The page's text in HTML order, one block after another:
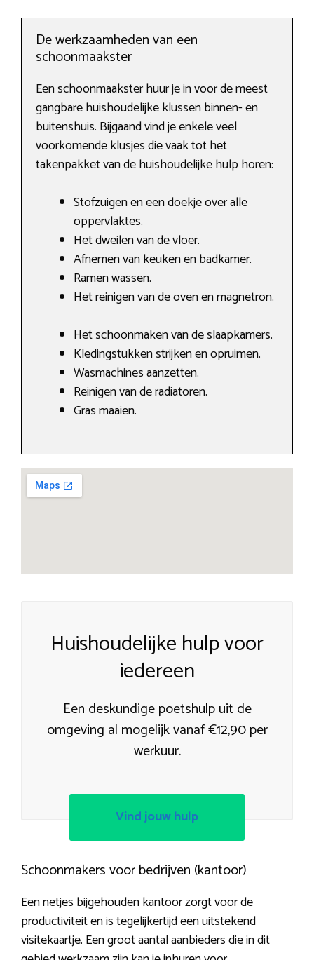
De werkzaamheden van een
schoonmaakster
Een schoonmaakster huur je in voor de meest
gangbare huishoudelijke klussen binnen- en
buitenshuis. Bijgaand vind je enkele veel
voorkomende klusjes die vaak tot het
takenpakket van de huishoudelijke hulp horen:
Stofzuigen en een doekje over alle
oppervlaktes.
Het dweilen van de vloer.
Afnemen van keuken en badkamer.
Ramen wassen.
Het reinigen van de oven en magnetron.
Het schoonmaken van de slaapkamers.
Kledingstukken strijken en opruimen.
Wasmachines aanzetten.
Reinigen van de radiatoren.
Gras maaien.
Huishoudelijke hulp voor
iedereen
Een deskundige poetshulp uit de
omgeving al mogelijk vanaf €12,90 per
werkuur.
Vind jouw hulp
Schoonmakers voor bedrijven (kantoor)
Een netjes bijgehouden kantoor zorgt voor de
productiviteit en is tegelijkertijd een uitstekend
visitekaartje. Een groot aantal aanbieders die in dit